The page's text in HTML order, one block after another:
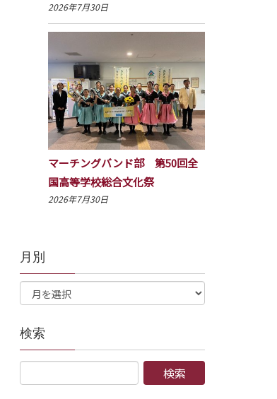
2026年7月30日
マーチングバンド部 第50回全
国高等学校総合文化祭
2026年7月30日
月別
検索